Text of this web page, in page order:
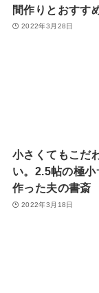
間作りとおすす
2022年3月28日
小さくてもこだ
い。2.5帖の極
作った夫の書斎
2022年3月18日